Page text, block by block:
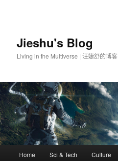
Jieshu's Blog
Living in the Multiverse | 汪婕舒的博客
跳
Home Sci & Tech Culture